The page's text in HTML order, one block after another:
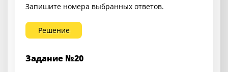
Запишите номера выбранных ответов.
Решение
Задание №20